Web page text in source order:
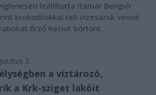
leállította Itamár Bengvír
krokodilokkal teli vizesárok venné
őrző Keciot börtönt.
3.
a víztározó,
a Krk-sziget lakóit